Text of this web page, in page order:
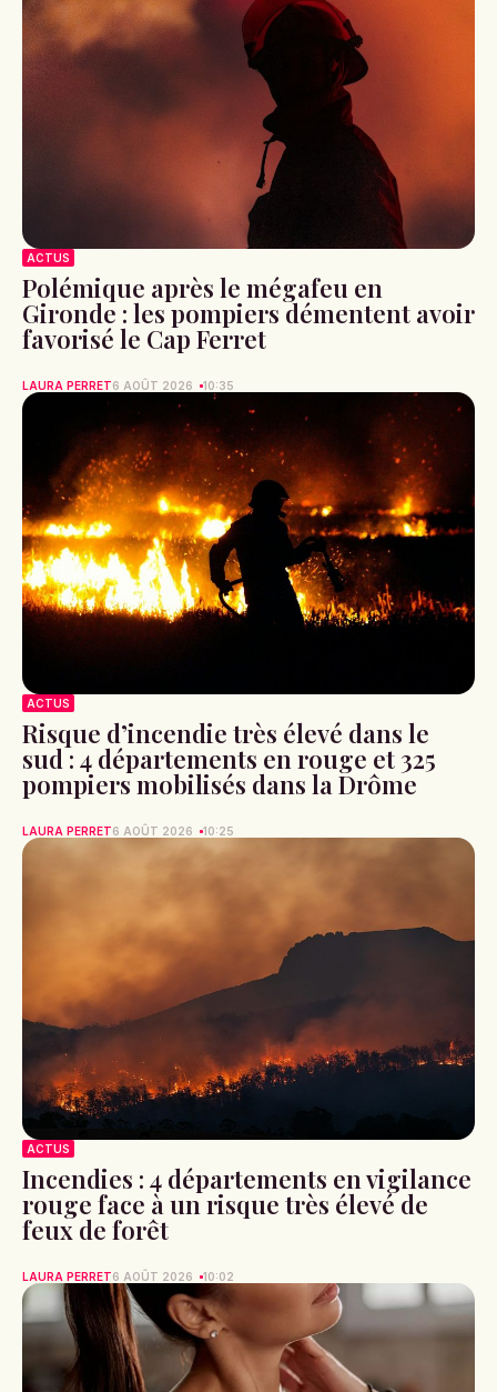
ACTUS
Polémique après le mégafeu en
Gironde : les pompiers démentent avoir
favorisé le Cap Ferret
LAURA PERRET6 AOÛT 2026 10:35
ACTUS
Risque d’incendie très élevé dans le
sud : 4 départements en rouge et 325
pompiers mobilisés dans la Drôme
LAURA PERRET6 AOÛT 2026 10:25
ACTUS
Incendies : 4 départements en vigilance
rouge face à un risque très élevé de
feux de forêt
LAURA PERRET6 AOÛT 2026 10:02